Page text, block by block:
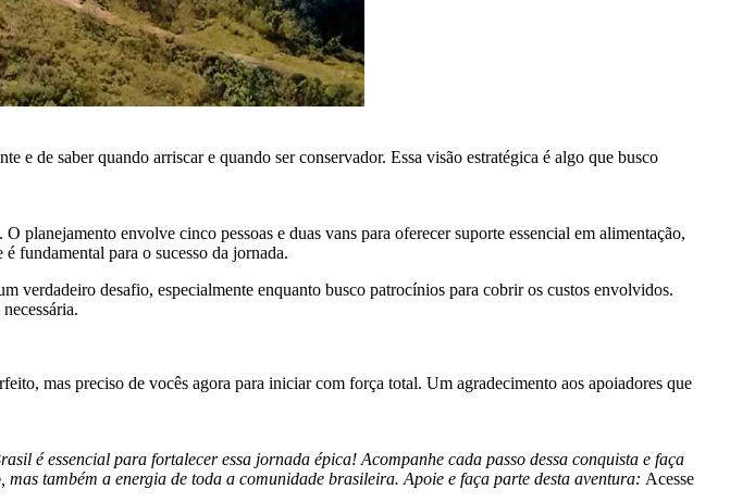
de saber quando arriscar e quando ser conservador. Essa visão estratégica é algo que busco
envolve cinco pessoas e duas vans para oferecer suporte essencial em alimentação,
fundamental para o sucesso da jornada.
verdadeiro desafio, especialmente enquanto busco patrocínios para cobrir os custos envolvidos.
mas preciso de vocês agora para iniciar com força total. Um agradecimento aos apoiadores que
é essencial para fortalecer essa jornada épica! Acompanhe cada passo dessa conquista e faça
também a energia de toda a comunidade brasileira. Apoie e faça parte desta aventura: Acesse